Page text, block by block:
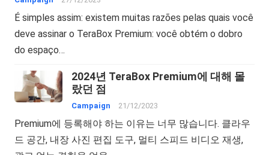
É simples assim: existem muitas razões pelas quais você
deve assinar o TeraBox Premium: você obtém o dobro
do espaço…
2024년 TeraBox Premium에 대해 몰
랐던 점
Campaign 21/12/2023
Premium에 등록해야 하는 이유는 너무 많습니다. 클라우
드 공간, 내장 사진 편집 도구, 멀티 스피드 비디오 재생,